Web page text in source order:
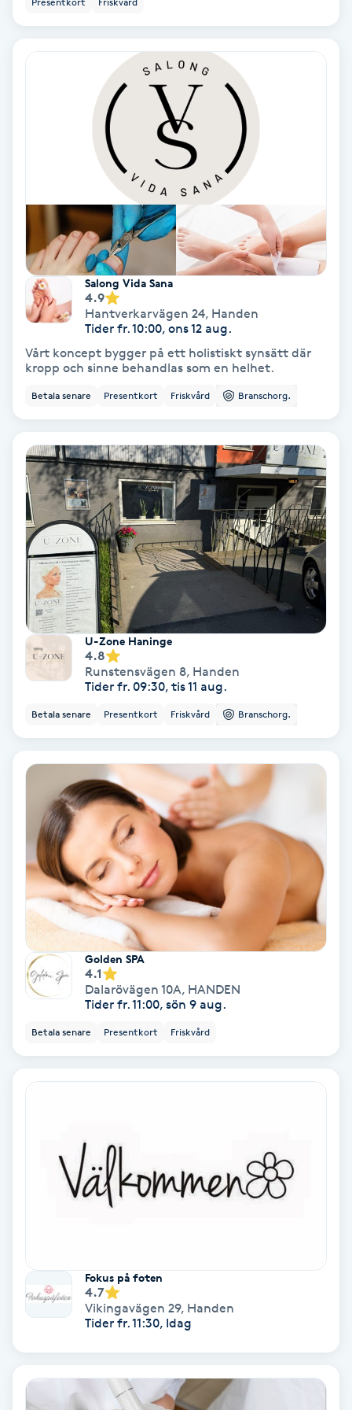
Bambumassage
Barnklippning
BIAB
Brynfärgning
Brynplockning
Bröllopsuppsättning
Celluliter
Coachning
Color correction
Damklippning
Dermapen
Diamantslipning
Enzympeeling
Extensions borttagning
Face framing
Fettreducering
Fillers
Salong Vida Sana
4.9
Hantverkarvägen 24, Handen
Tider fr. 10:00, ons 12 aug.
Vårt koncept bygger på ett holistiskt synsätt där
kropp och sinne behandlas som en helhet.
Betala senare Presentkort Friskvård Branschorg.
U-Zone Haninge
4.8
Runstensvägen 8, Handen
Tider fr. 09:30, tis 11 aug.
Betala senare Presentkort Friskvård Branschorg.
Golden SPA
4.1
Dalarövägen 10A, HANDEN
Tider fr. 11:00, sön 9 aug.
Betala senare Presentkort Friskvård
Fokus på foten
4.7
Vikingavägen 29, Handen
Tider fr. 11:30, Idag